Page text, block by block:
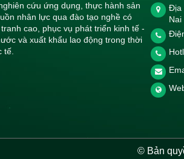
cứu ứng dụng, thực hành sản
nhân lực qua đào tạo nghề có
cao, phục vụ phát triển kinh tế -
và xuất khẩu lao động trong thời
tế.
Địa
Nai
© Bản